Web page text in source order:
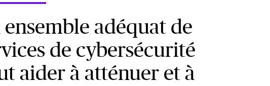
ensemble adéquat de
de cybersécurité
aider à atténuer et à